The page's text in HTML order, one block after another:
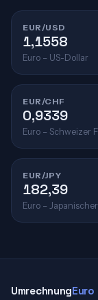
EUR/USD
1,1558
Euro – US-Dollar
EUR/CHF
0,9339
Euro – Schweizer
EUR/JPY
182,39
Euro –
UmrechnungEuro